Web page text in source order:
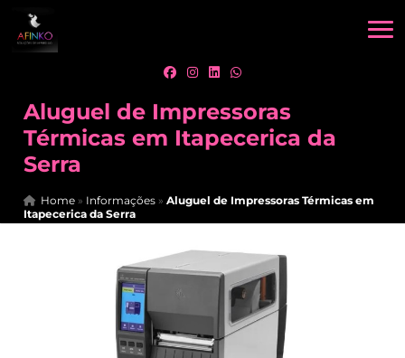
Aluguel de Impressoras
Térmicas em Itapecerica da
Serra
Home » Informações »Aluguel de Impressoras Térmicas em
Itapecerica da Serra